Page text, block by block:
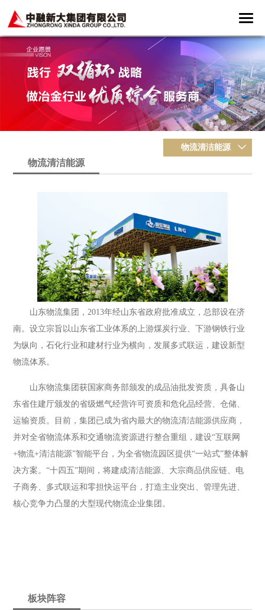
物流清洁能源
物流清洁能源
山东物流集团，2013年经山东省政府批准成立，总部设在济
南。设立宗旨以山东省工业体系的上游煤炭行业、下游钢铁行业
为纵向，石化行业和建材行业为横向，发展多式联运，建设新型
物流体系。
山东物流集团获国家商务部颁发的成品油批发资质，具备山
东省住建厅颁发的省级燃气经营许可资质和危化品经营、仓储、
运输资质。目前，集团已成为省内最大的物流清洁能源供应商，
并对全省物流体系和交通物流资源进行整合重组，建设“互联网
+物流+清洁能源”智能平台，为全省物流园区提供“一站式”整体解
决方案。“十四五”期间，将建成清洁能源、大宗商品供应链、电
子商务、多式联运和零担快运平台，打造主业突出、管理先进、
核心竞争力凸显的大型现代物流企业集团。
板块阵容